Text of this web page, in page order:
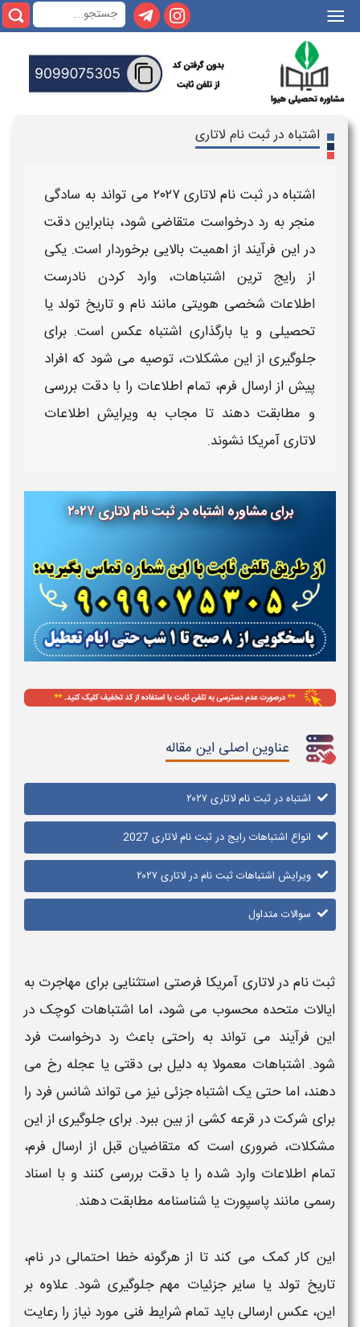
|||
اشتباه در ثبت نام لاتاری
اشتباه در ثبت نام لاتاری ۲۰۲۷
می‌ تواند به سادگی
منجر به رد درخواست متقاضی شود، بنابراین دقت
در این فرآیند از اهمیت بالایی برخوردار است. یکی
از رایج‌ ترین اشتباهات، وارد کردن نادرست
اطلاعات شخصی هویتی مانند نام و تاریخ تولد یا
تحصیلی و یا بارگذاری اشتباه عکس است. برای
جلوگیری از این مشکلات، توصیه می‌ شود که افراد
پیش از ارسال فرم، تمام اطلاعات را با دقت بررسی
و مطابقت دهند تا مجاب بهویرایش اطلاعات
لاتاری آمریکا نشوند.
برای مشاوره ​اشتباه در ثبت نام لاتاری ۲۰۲۷
عناوین اصلی این مقاله
اشتباه در ثبت نام لاتاری ۲۰۲۷
انواع اشتباهات رایج در ثبت نام لاتاری 2027
ویرایش اشتباهات ثبت نام در لاتاری ۲۰۲۷
سوالات متداول
ثبت نام در لاتاری آمریکا فرصتی استثنایی برای مهاجرت به
ایالات متحده محسوب می‌ شود، اما اشتباهات کوچک در
این فرآیند می‌ تواند به راحتی باعث رد درخواست فرد
شود.اشتباهات معمولا به دلیل بی‌ دقتی یا عجله رخ می‌
دهند، اما حتی یک اشتباهجزئی نیز می‌ تواند شانس فرد را
برای شرکت در قرعه‌ کشی از بین ببرد. برای جلوگیری از این
مشکلات، ضروری است که متقاضیان قبل از ارسال فرم،
تمام اطلاعات وارد شده را با دقت بررسی کنند و با اسناد
رسمی مانند پاسپورت یا شناسنامه مطابقت دهند.
این کار کمک می‌ کند تا از هرگونه خطا احتمالی در نام،
تاریخ تولد یا سایر جزئیات مهم جلوگیری شود. علاوه بر
این، عکس ارسالی باید تمام شرایط فنی مورد نیاز را رعایت